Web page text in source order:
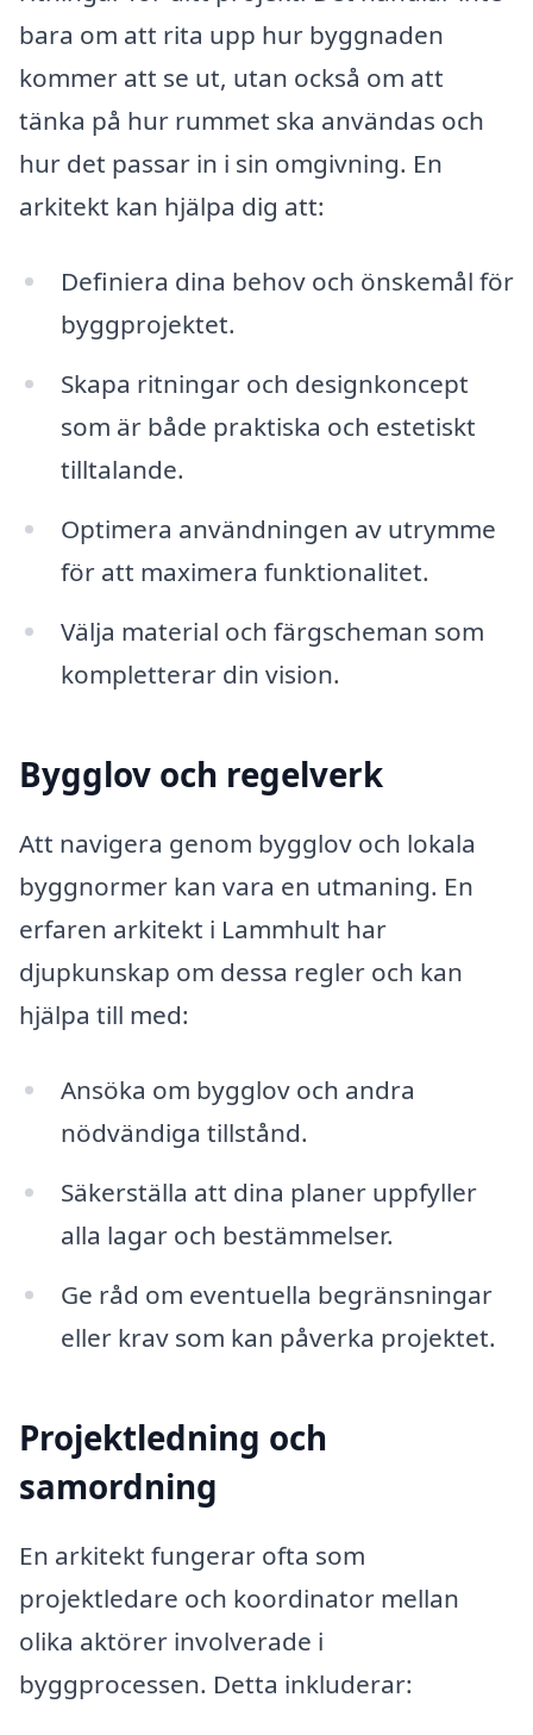
bara om att rita upp hur byggnaden
kommer att se ut, utan också om att
tänka på hur rummet ska användas och
hur det passar in i sin omgivning. En
arkitekt kan hjälpa dig att:
Definiera dina behov och önskemål för
byggprojektet.
Skapa ritningar och designkoncept
som är både praktiska och estetiskt
tilltalande.
Optimera användningen av utrymme
för att maximera funktionalitet.
Välja material och färgscheman som
kompletterar din vision.
Bygglov och regelverk
Att navigera genom bygglov och lokala
byggnormer kan vara en utmaning. En
erfaren arkitekt i Lammhult har
djupkunskap om dessa regler och kan
hjälpa till med:
Ansöka om bygglov och andra
nödvändiga tillstånd.
Säkerställa att dina planer uppfyller
alla lagar och bestämmelser.
Ge råd om eventuella begränsningar
eller krav som kan påverka projektet.
Projektledning och
samordning
En arkitekt fungerar ofta som
projektledare och koordinator mellan
olika aktörer involverade i
byggprocessen. Detta inkluderar: